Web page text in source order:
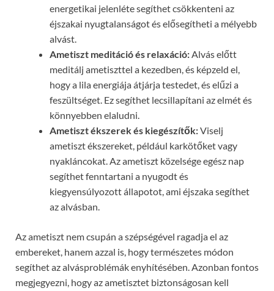
energetikai jelenléte segíthet csökkenteni az
éjszakai nyugtalanságot és elősegítheti a mélyebb
alvást.
Ametiszt meditáció és relaxáció:Alvás előtt
meditálj ametiszttel a kezedben, és képzeld el,
hogy a lila energiája átjárja testedet, és elűzi a
feszültséget. Ez segíthet lecsillapítani az elmét és
könnyebben elaludni.
Ametiszt ékszerek és kiegészítők:Viselj
ametiszt ékszereket, például karkötőket vagy
nyakláncokat. Az ametiszt közelsége egész nap
segíthet fenntartani a nyugodt és
kiegyensúlyozott állapotot, ami éjszaka segíthet
az alvásban.
Az ametiszt nem csupán a szépségével ragadja el az
embereket, hanem azzal is, hogy természetes módon
segíthet az alvásproblémák enyhítésében. Azonban fontos
megjegyezni, hogy az ametisztet biztonságosan kell